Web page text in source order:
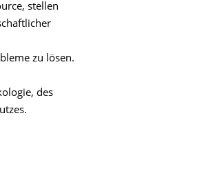
stellen
zu lösen.
des